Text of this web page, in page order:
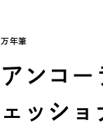
万年筆
アンコ
ェッシ